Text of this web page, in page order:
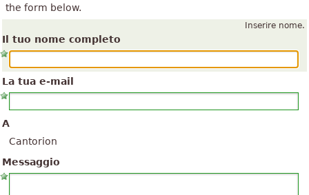
the form below.
Inserire nome.
Il tuo nome completo
La tua e-mail
A
Cantorion
Messaggio